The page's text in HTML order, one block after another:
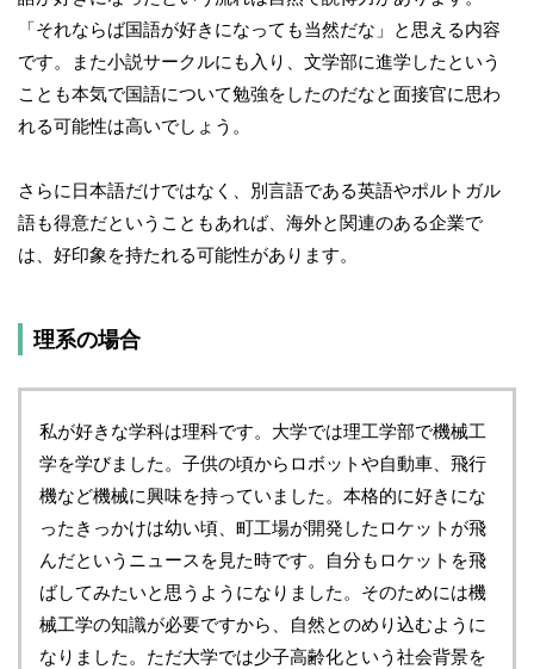
「それならば国語が好きになっても当然だな」と思える内容
です。また小説サークルにも入り、文学部に進学したという
ことも本気で国語について勉強をしたのだなと面接官に思わ
れる可能性は高いでしょう。
さらに日本語だけではなく、別言語である英語やポルトガル
語も得意だということもあれば、海外と関連のある企業で
は、好印象を持たれる可能性があります。
理系の場合
私が好きな学科は理科です。大学では理工学部で機械工
学を学びました。子供の頃からロボットや自動車、飛行
機など機械に興味を持っていました。本格的に好きにな
ったきっかけは幼い頃、町工場が開発したロケットが飛
んだというニュースを見た時です。自分もロケットを飛
ばしてみたいと思うようになりました。そのためには機
械工学の知識が必要ですから、自然とのめり込むように
なりました。ただ大学では少子高齢化という社会背景を